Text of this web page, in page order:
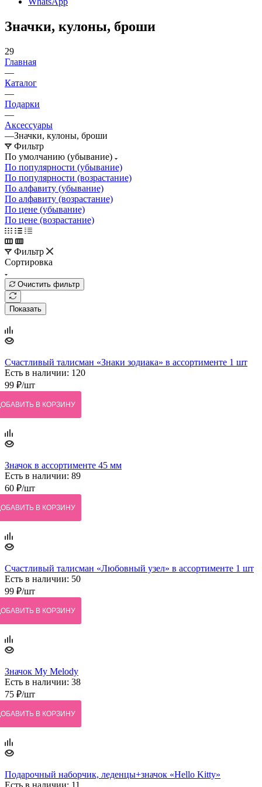
Значки, кулоны, броши
29
Главная
—
Каталог
—
Подарки
—
Аксессуары
—Значки, кулоны, броши
Фильтр
По умолчанию (убывание)
По популярности (убывание)
По популярности (возрастание)
По алфавиту (убывание)
По алфавиту (возрастание)
По цене (убывание)
По цене (возрастание)
Фильтр
Сортировка
Очистить фильтр
Показать
Счастливый талисман «Знаки зодиака» в ассортименте 1 шт
Есть в наличии: 120
99 ₽/шт
В КОРЗИНУ
Значок в ассортименте 45 мм
Есть в наличии: 89
60 ₽/шт
В КОРЗИНУ
Счастливый талисман «Любовный узел» в ассортименте 1 шт
Есть в наличии: 50
99 ₽/шт
В КОРЗИНУ
Значок My Melody
Есть в наличии: 38
75 ₽/шт
В КОРЗИНУ
Подарочный наборчик, леденцы+значок «Hello Kitty»
Есть в наличии: 11